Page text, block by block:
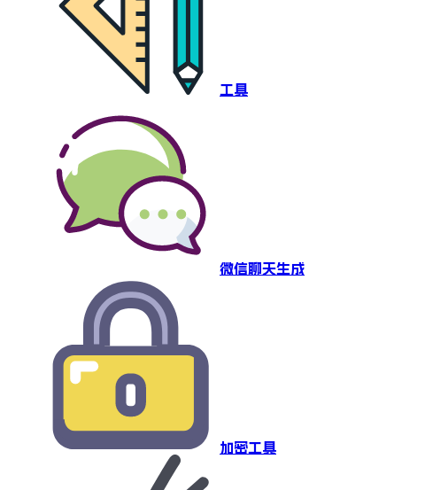
工具
微信聊天生成
加密工具